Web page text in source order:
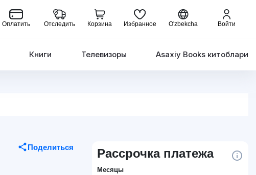
Оплатить Отследить Корзина Избранное O'zbekcha Войти
Книги Телевизоры Asaxiy Books китоблари
Поделиться Рассрочка платежа
Месяцы